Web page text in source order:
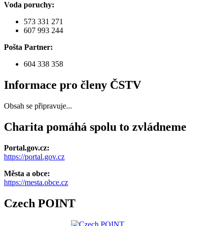
Voda poruchy:
573 331 271
607 993 244
Pošta Partner:
604 338 358
Informace pro členy ČSTV
Obsah se připravuje...
Charita pomáhá spolu to zvládneme
Portal.gov.cz:
https://portal.gov.cz
Města a obce:
https://mesta.obce.cz
Czech POINT